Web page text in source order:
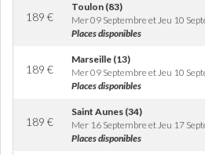
189 €
Toulon (83)
Mer 09 Septembre et Jeu 10
Places disponibles
189 €
Marseille (13)
Mer 09 Septembre et Jeu 10
Places disponibles
189 €
Saint Aunes (34)
Mer 16 Septembre et Jeu 17
Places disponibles